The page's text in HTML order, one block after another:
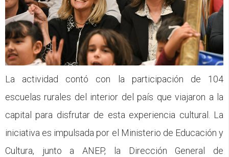
La actividad contó con la participación de 104
escuelas rurales del interior del país que viajaron a la
capital para disfrutar de esta experiencia cultural. La
iniciativa es impulsada por el Ministerio de Educación y
Cultura, junto a ANEP, la Dirección General de